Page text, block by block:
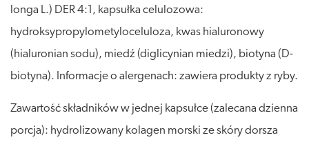
longa L.) DER 4:1, kapsułka celulozowa:
hydroksypropylometyloceluloza, kwas hialuronowy
(hialuronian sodu), miedź (diglicynian miedzi), biotyna (D-
biotyna). Informacje o alergenach: zawiera produkty z ryby.
Zawartość składników w jednej kapsułce (zalecana dzienna
porcja): hydrolizowany kolagen morski ze skóry dorsza